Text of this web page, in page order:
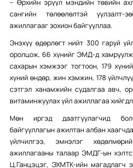
– Өрхийн эрүүл мэндийн төвийн
сангийн төлөөлөлтэй уулзалт-
ажиллагааг зохион байгууллаа.
Энэхүү өдөрлөгт нийт 300 гаруй
оролцож, 66 хүнийг ЭМД-д
сахарын хэмжээг тогтоон, 179
хүний өндөр, жин хэмжин, 178
сэтгэл ханамжийн судалгаа авч,
витаминжуулах үйл ажиллагаа
Мөн иргэд даатгуулагчид
байгууллагын ажилтан албан
үйлчилгээ, эмнэлэг
ажиллагааны талаар ЭМДГ-ын
Ц.Ганцэцэг, ЭХМТК-ийн магадлагч